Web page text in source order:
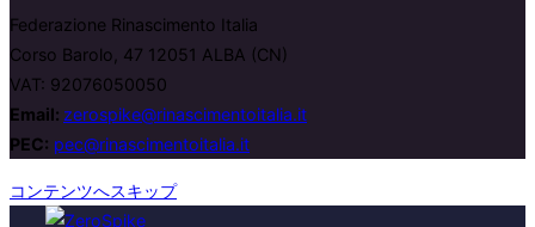
Federazione Rinascimento Italia
Corso Barolo, 47 12051 ALBA (CN)
VAT: 92076050050
Email: zerospike@rinascimentoitalia.it
PEC: pec@rinascimentoitalia.it
コンテンツへスキップ